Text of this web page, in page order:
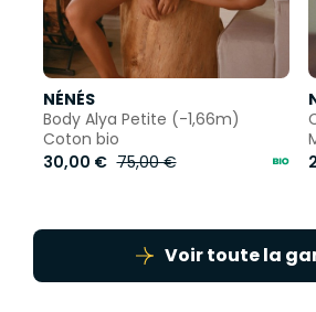
NÉNÉS
Body Alya Petite (-1,66m)
Coton bio
30,00 € 75,00 €
Voir toute la